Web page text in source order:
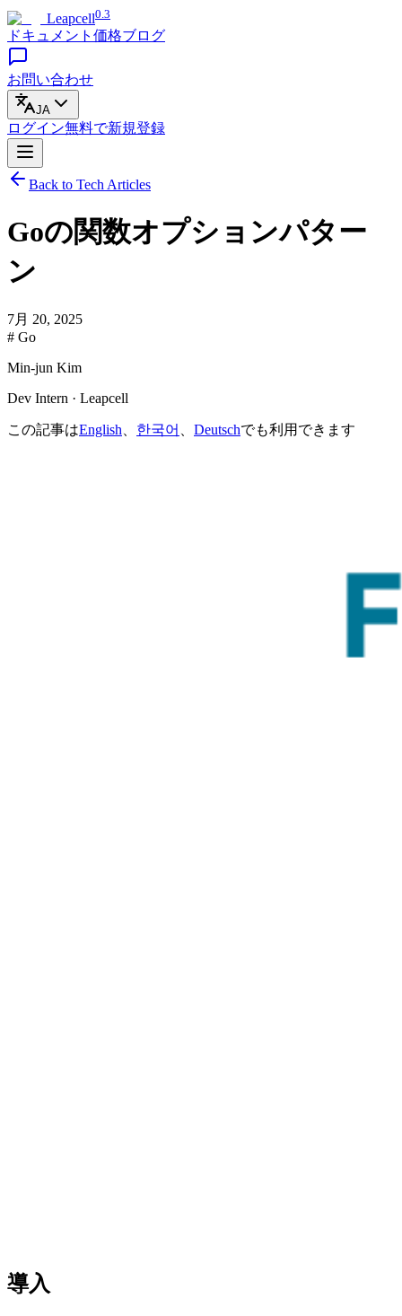
Leapcell0.3
ドキュメント 価格ブログ
お問い合わせ
JA
ログイン無料で新規登録
Back to Tech Articles
Goの関数オプションパター
ン
7月 20, 2025
# Go
Min-jun Kim
Dev Intern · Leapcell
この記事はEnglish 한국어 Deutschでも利用できます
導入